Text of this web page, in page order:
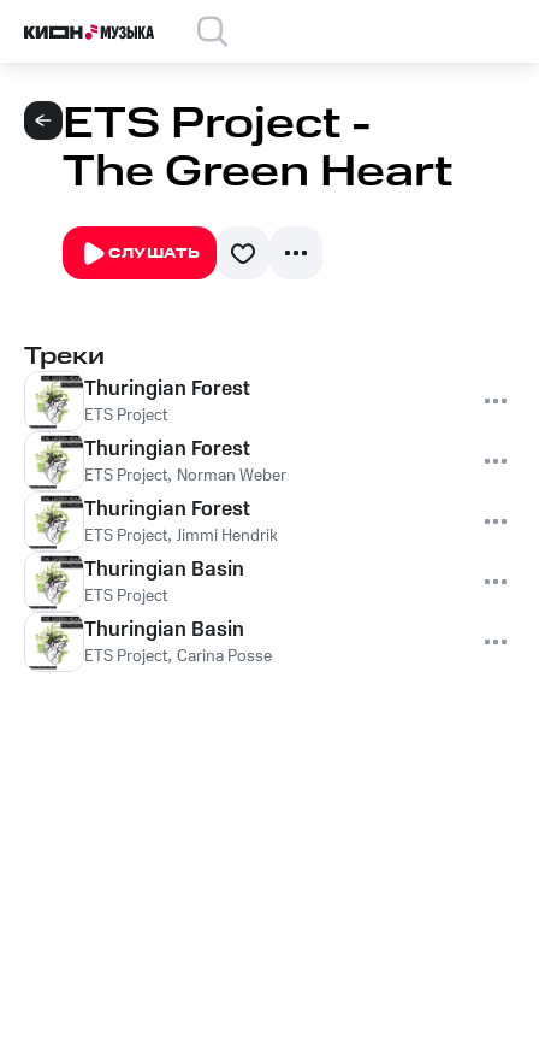
ETS Project -
The Green Heart
СЛУШАТЬ
Треки
Thuringian Forest
ETS Project
Thuringian Forest
ETS Project, Norman Weber
Thuringian Forest
ETS Project, Jimmi Hendrik
Thuringian Basin
ETS Project
Thuringian Basin
ETS Project, Carina Posse